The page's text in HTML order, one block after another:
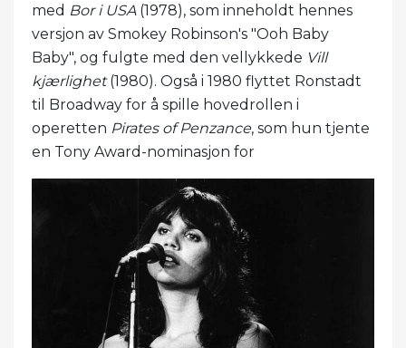
med Bor i USA(1978), som inneholdt hennes
versjon av Smokey Robinson's "Ooh Baby
Baby", og fulgte med den vellykkede Vill
kjærlighet(1980). Også i 1980 flyttet Ronstadt
til Broadway for å spille hovedrollen i
operetten Pirates of Penzance, som hun tjente
en Tony Award-nominasjon for